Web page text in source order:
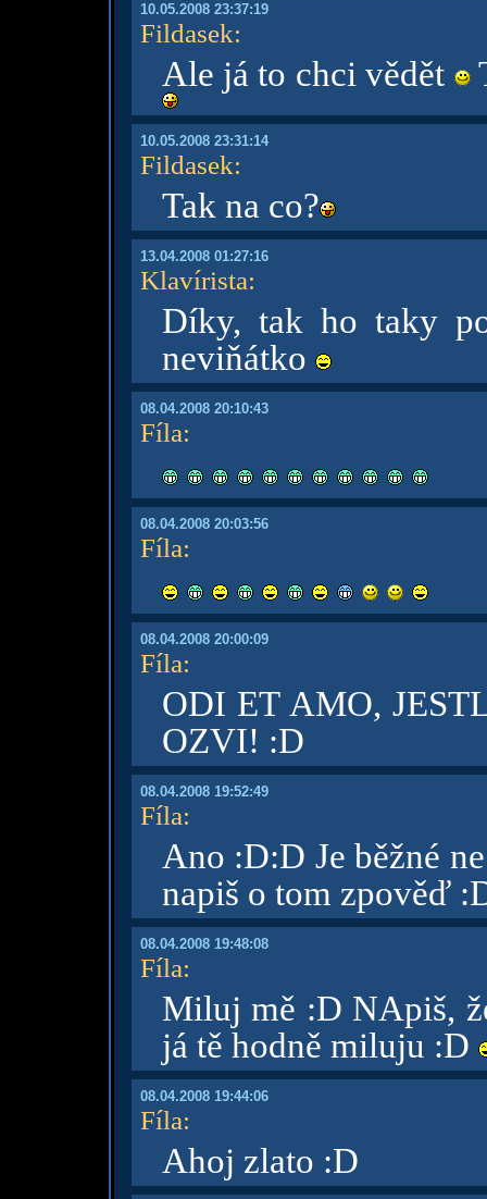
10.05.2008 23:37:19
Fildasek:
Ale já to chci vědět
10.05.2008 23:31:14
Fildasek:
Tak na co?
13.04.2008 01:27:16
Klavírista:
Díky, tak ho taky
neviňátko
08.04.2008 20:10:43
Fíla:
08.04.2008 20:03:56
Fíla:
08.04.2008 20:00:09
Fíla:
ODI ET AMO,
OZVI! :D
08.04.2008 19:52:49
Fíla:
Ano :D:D Je běžné
napiš o tom zpověď
08.04.2008 19:48:08
Fíla:
Miluj mě :D NApiš,
já tě hodně miluju :D
08.04.2008 19:44:06
Fíla:
Ahoj zlato :D